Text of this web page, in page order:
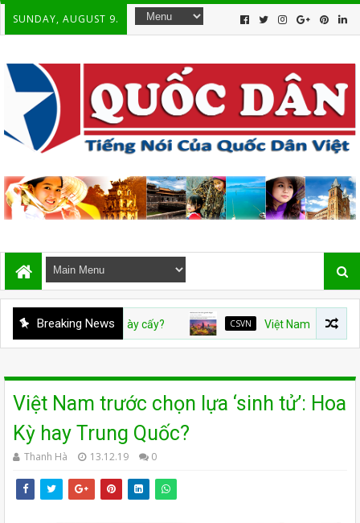
SUNDAY, AUGUST 9.
Breaking News CSVN Việt Nam và con số tăng
Việt Nam trước chọn lựa ‘sinh tử’: Hoa
Kỳ hay Trung Quốc?
Thanh Hà 13.12.19 0